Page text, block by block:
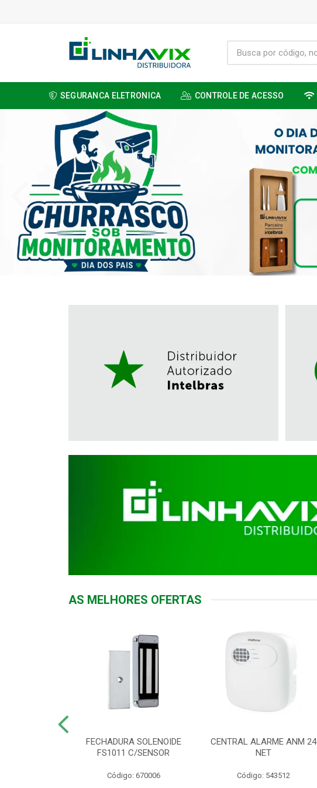
SEGURANCA ELETRONICA CONTROLE DE ACESSO
AS MELHORES OFERTAS
FECHADURA SOLENOIDE
FS1011 C/SENSOR
Código: 670006
CENTRAL ALARME ANM 24
NET
Código: 543512